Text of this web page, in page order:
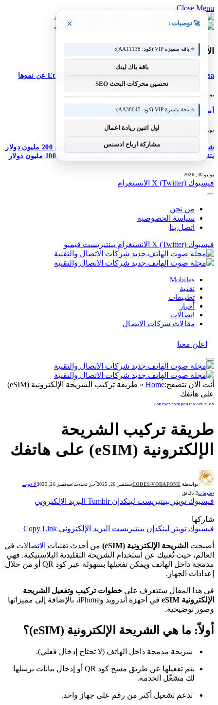
Close Menu
الأحدث
M-Pesa إثيوبيا تعزز خدماتها؛ تعلن شركة Ethio Telecom عن نموها
يوليو 30, 2026
أصبح DJI Osmo Pocket 4P عالميًا
يوليو 30, 2026
شركة Simile الناشئة ذات المستخدم الاصطناعي تجمع 200 مليون دولار
بتقييم 2 مليار دولار بعد 5 أشهر من السلسلة A بقيمة 100 مليون دولار
يوليو 30, 2026
فيسبوك X (Twitter) الانستغرام
من نحن
سياسة الخصوصية
اتصل بنا
فيسبوك X (Twitter) الانستغرام بينتيريست فيميو
Mobiles
تقنية
تطبيقات
أخبار
اتصالات
مقالات شركات الاتصال
اعلن معنا
أنت الآن تتصفح:Home
»
طريقة تركيب الشريحة الإلكترونية (eSIM)
على هاتفك
Contact companies articles
طريقة تركيب الشريحة
الإلكترونية (eSIM) على هاتفك
بواسطة CODES-VODAFONEسبتمبر 26, 2025 آخر تحديث:سبتمبر 26, 2025
لا توجد
تعليقات2 دقائق
فيسبوك تويتر بينتيريست لينكدإن Tumblr البريد الإلكتروني
شاركها
فيسبوك تويتر لينكدإن بينتيريست البريد الإلكتروني Copy Link
أصبحت الشريحة الإلكترونية (eSIM) من أحدث تقنيات الاتصالات في
العالم، حيث تُغنيك عن استخدام الشريحة التقليدية البلاستيكية. فهي
مدمجة داخل الهاتف ويمكن تفعيلها بسهولة عبر كود QR أو من خلال
إعدادات الجهاز.
في هذا المقال ستتعرف على خطوات تركيب وتفعيل الشريحة
الإلكترونية eSIM
في أجهزة أندرويد وiPhone، بالإضافة إلى مميزاتها
وصور توضيحية.
أولاً: ما هي الشريحة الإلكترونية (eSIM)؟
شريحة مدمجة داخل الهاتف (لا تحتاج إدخال فعلي).
يتم تفعيلها عن طريق مسح كود QR أو إدخال بيانات يرسلها
لك مشغّل الخدمة.
تدعم تشغيل أكثر من رقم على جهاز واحد.
🚀 توصيات : ×
⭐ باقة متميزة VIP (كود: AA11138):
باقة باك لينك
تحسين محركات البحث SEO
⭐ باقة متميزة VIP (كود: AA38045):
اول اثنين ريادة اعمال
مشاركة ارباح ادسنس